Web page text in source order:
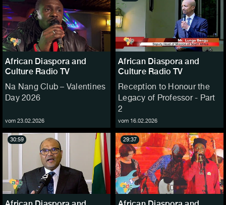
African Diaspora and
Culture Radio TV
Na Nang Club – Valentines
Day 2026
vom 23.02.2026
African Diaspora and
Culture Radio TV
Reception to Honour the
Legacy of Professor - Part
2
vom 16.02.2026
30:59 29:37